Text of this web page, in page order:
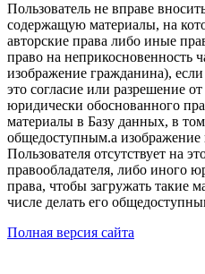
Пользователь не вправе
содержащую материалы, на
авторские права либо иные
право на неприкосновенность
изображение гражданина), если
это согласие или разрешение
юридически обоснованного
материалы в Базу данных, в том
общедоступным.а изображение
Пользователя отсутствует на
правообладателя, либо иного
права, чтобы загружать такие
числе делать его
Полная версия сайта